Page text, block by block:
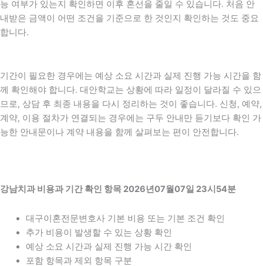
능 여부가 있는지 확인하면 이후 혼선을 줄일 수 있습니다. 처음 안
내받은 금액이 어떤 조건을 기준으로 한 것인지 확인하는 것도 중요
합니다.
기간이 필요한 경우에는 예상 소요 시간과 실제 진행 가능 시간을 함
께 확인해야 합니다. 대안학교는 상황에 따라 일정이 달라질 수 있으
므로, 상담 후 최종 내용을 다시 정리하는 것이 좋습니다. 신청, 예약,
계약, 이용 절차가 연결되는 경우에는 구두 안내만 듣기보다 확인 가
능한 안내문이나 계약 내용을 함께 살펴보는 편이 안전합니다.
강남치과 비용과 기간 확인 항목 2026년07월07일 23시54분
대구이혼전문변호사 기본 비용 또는 기본 조건 확인
추가 비용이 발생할 수 있는 상황 확인
예상 소요 시간과 실제 진행 가능 시간 확인
포함 항목과 제외 항목 구분